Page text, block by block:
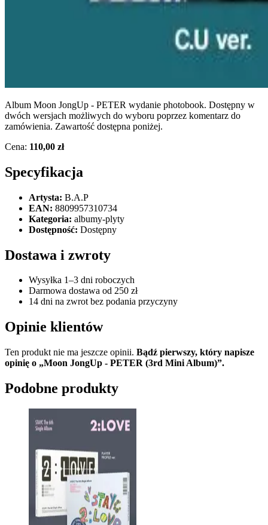
Album Moon JongUp - PETER wydanie photobook. Dostępny w
dwóch wersjach możliwych do wyboru poprzez komentarz do
zamówienia. Zawartość dostępna poniżej.
Cena: 110,00 zł
Specyfikacja
Artysta: B.A.P
EAN: 8809957310734
Kategoria: albumy-plyty
Dostępność: Dostępny
Dostawa i zwroty
Wysyłka 1–3 dni roboczych
Darmowa dostawa od 250 zł
14 dni na zwrot bez podania przyczyny
Opinie klientów
Ten produkt nie ma jeszcze opinii. Bądź pierwszy, który napisze
opinię o „Moon JongUp - PETER (3rd Mini Album)”.
Podobne produkty